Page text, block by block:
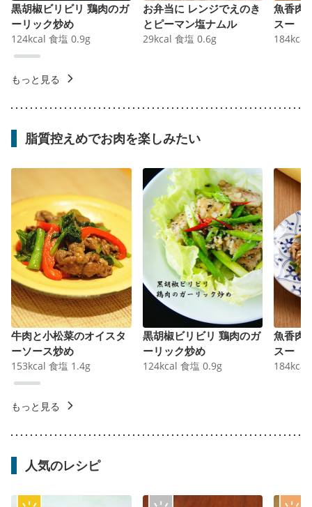
黒胡椒ビリビリ 鶏肉のガ
ーリック炒め
124kcal 食塩 0.9g
お弁当に レンジでえのき
とピーマン塩ナムル
29kcal 食塩 0.6g
魚香肉
スー
184kcal
もっと見る
脂質控えめでお肉を楽しみたい
牛肉と小松菜のオイスタ
ーソース炒め
153kcal 食塩 1.4g
黒胡椒ビリビリ 鶏肉のガ
ーリック炒め
124kcal 食塩 0.9g
魚香肉
スー
184kcal
もっと見る
人気のレシピ